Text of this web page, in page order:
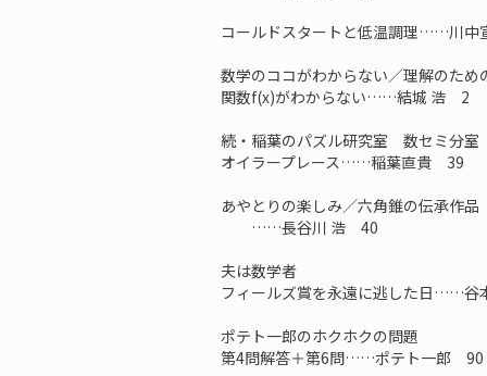
コールドスタートと低温調理……川
数学のココがわからない／理解のため
関数f(x)がわからない……結城 浩 2
続・稲葉のパズル研究室 数セミ分室
オイラープレース……稲葉直貴 39
あやとりの楽しみ／六角錐の伝承作品
……長谷川 浩 40
夫は数学者
フィールズ賞を永遠に逃した日……
ポテト一郎のホクホクの問題
第4問解答＋第6問……ポテト一郎 90